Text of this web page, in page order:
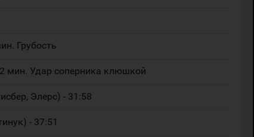
Грубость
мин. Удар соперника клюшкой
Элерс) - 31:58
- 37:51